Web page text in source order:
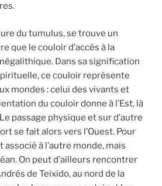
du tumulus, se trouve un
que le couloir d’accès à la
Dans sa signification
ce couloir représente
mondes : celui des vivants et
du couloir donne à l’Est, là
passage physique et sur d’autre
se fait alors vers l’Ouest. Pour
associé à l’autre monde, mais
On peut d’ailleurs rencontrer
de Teixido, au nord de la